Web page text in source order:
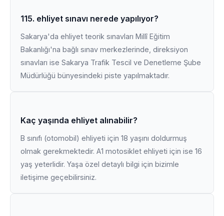
115. ehliyet sınavı nerede yapılıyor?
Sakarya'da ehliyet teorik sınavları Millî Eğitim
Bakanlığı'na bağlı sınav merkezlerinde, direksiyon
sınavları ise Sakarya Trafik Tescil ve Denetleme Şube
Müdürlüğü bünyesindeki piste yapılmaktadır.
Kaç yaşında ehliyet alınabilir?
B sınıfı (otomobil) ehliyeti için 18 yaşını doldurmuş
olmak gerekmektedir. A1 motosiklet ehliyeti için ise 16
yaş yeterlidir. Yaşa özel detaylı bilgi için bizimle
iletişime geçebilirsiniz.